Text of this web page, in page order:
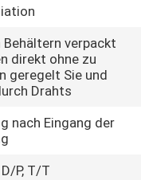
Behältern verpackt
direkt ohne zu
geregelt Sie und
Drahts
nach Eingang der
P, T/T